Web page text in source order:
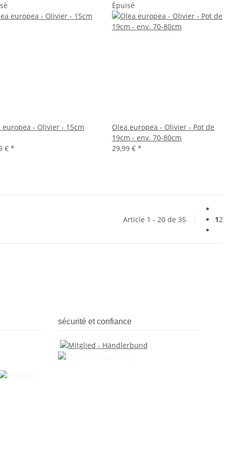
europea - Olivier - 15cm
€ *
Épuisé
Olea europea - Olivier - Pot de
19cm - env. 70-80cm
29,99 € *
Article 1 - 20 de 35 12
sécurité et confiance